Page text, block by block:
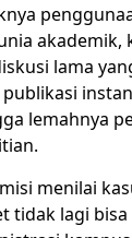
akademik,
lama
lemahnya
menilai
tidak lagi